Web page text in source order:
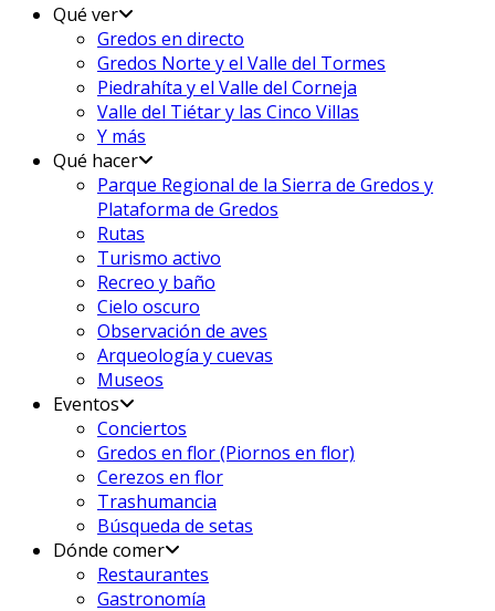
Qué ver
Gredos en directo
Gredos Norte y el Valle del Tormes
Piedrahíta y el Valle del Corneja
Valle del Tiétar y las Cinco Villas
Y más
Qué hacer
Parque Regional de la Sierra de Gredos y
Plataforma de Gredos
Rutas
Turismo activo
Recreo y baño
Cielo oscuro
Observación de aves
Arqueología y cuevas
Museos
Eventos
Conciertos
Gredos en flor (Piornos en flor)
Cerezos en flor
Trashumancia
Búsqueda de setas
Dónde comer
Restaurantes
Gastronomía